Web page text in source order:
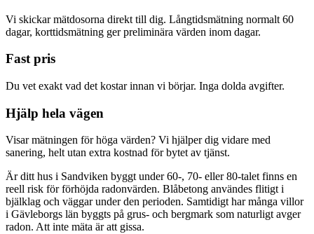
Vi skickar mätdosorna direkt till dig. Långtidsmätning normalt 60
dagar, korttidsmätning ger preliminära värden inom dagar.
Fast pris
Du vet exakt vad det kostar innan vi börjar. Inga dolda avgifter.
Hjälp hela vägen
Visar mätningen för höga värden? Vi hjälper dig vidare med
sanering, helt utan extra kostnad för bytet av tjänst.
Är ditt hus i Sandviken byggt under 60-, 70- eller 80-talet finns en
reell risk för förhöjda radonvärden. Blåbetong användes flitigt i
bjälklag och väggar under den perioden. Samtidigt har många villor
i Gävleborgs län byggts på grus- och bergmark som naturligt avger
radon. Att inte mäta är att gissa.